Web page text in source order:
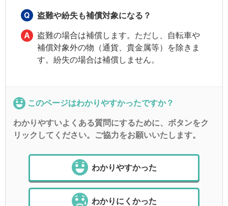
盗難や紛失も補償対象になる？
盗難の場合は補償します。ただし、自転車や
補償対象外の物（通貨、貴金属等）を除きま
す。紛失の場合は補償しません。
このページはわかりやすかったですか？
わかりやすいよくある質問にするために、ボタンをク
リックしてください。ご協力をお願いいたします。
わかりやすかった
わかりにくかった